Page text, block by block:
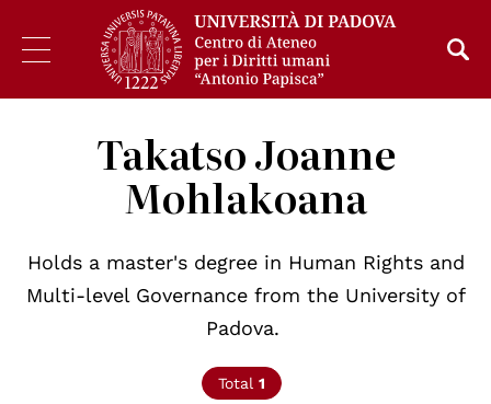
Takatso Joanne
Mohlakoana
Holds a master's degree in Human Rights and
Multi-level Governance from the University of
Padova.
Total 1